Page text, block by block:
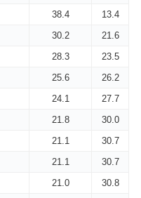
38.4
13.4
30.2
21.6
28.3
23.5
25.6
26.2
24.1
27.7
21.8
30.0
21.1
30.7
21.1
30.7
21.0
30.8